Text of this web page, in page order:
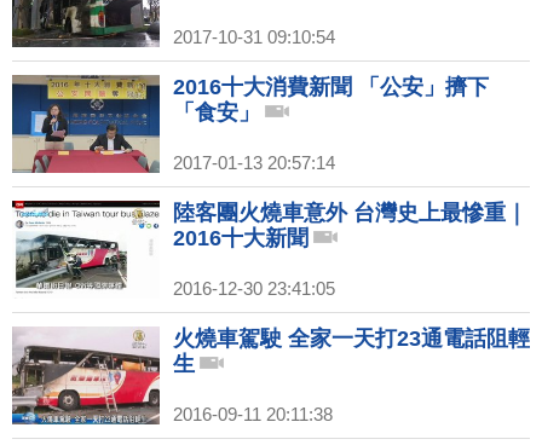
2017-10-31 09:10:54
2016十大消費新聞 「公安」擠下
「食安」
2017-01-13 20:57:14
陸客團火燒車意外 台灣史上最慘重｜
2016十大新聞
2016-12-30 23:41:05
火燒車駕駛 全家一天打23通電話阻輕
生
2016-09-11 20:11:38